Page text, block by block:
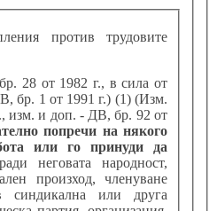
против трудовите
28 от 1982 г., в сила от
бр. 1 от 1991 г.) (1) (Изм.
изм. и доп. - ДВ, бр. 92 от
попречи на някого
или го принуди да
неговата народност,
произход, членуване
синдикална или друга